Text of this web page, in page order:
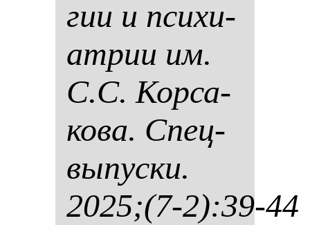
гии и пси­хи­
ат­рии им.
С.С. Кор­са­
ко­ва. Спец­
вы­пус­ки.
2025;(7-2):39-44